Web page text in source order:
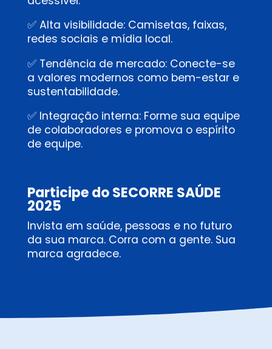
✅ Alta visibilidade: Camisetas, faixas,
redes sociais e mídia local.
✅ Tendência de mercado: Conecte-se
a valores modernos como bem-estar e
sustentabilidade.
✅ Integração interna: Forme sua equipe
de colaboradores e promova o espírito
de equipe.
Participe do SECORRE SAÚDE
2025
Invista em saúde, pessoas e no futuro
da sua marca. Corra com a gente. Sua
marca agradece.